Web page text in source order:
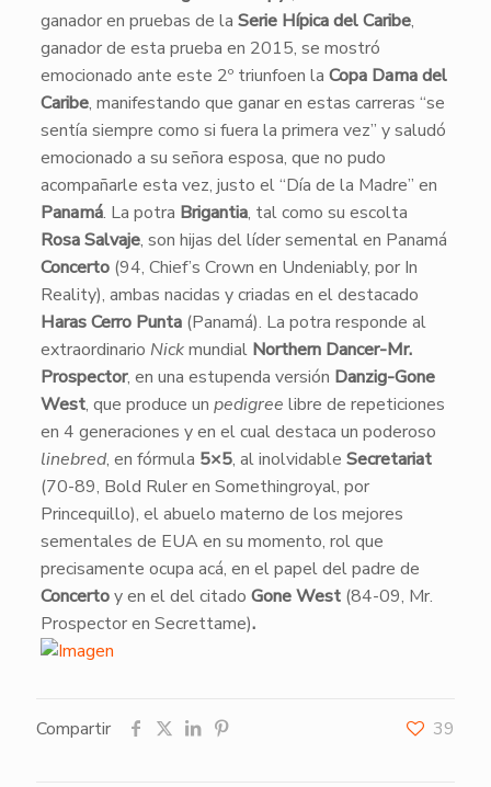
ganador en pruebas de la Serie Hípica del Caribe,
ganador de esta prueba en 2015, se mostró
emocionado ante este 2º triunfoen la Copa Dama del
Caribe, manifestando que ganar en estas carreras “se
sentía siempre como si fuera la primera vez” y saludó
emocionado a su señora esposa, que no pudo
acompañarle esta vez, justo el “Día de la Madre” en
Panamá. La potra Brigantia, tal como su escolta
Rosa Salvaje, son hijas del líder semental en Panamá
Concerto(94, Chief’s Crown en Undeniably, por In
Reality), ambas nacidas y criadas en el destacado
Haras Cerro Punta(Panamá). La potra responde al
extraordinario Nickmundial Northern Dancer-Mr.
Prospector, en una estupenda versión Danzig-Gone
West, que produce un pedigree libre de repeticiones
en 4 generaciones y en el cual destaca un poderoso
linebred, en fórmula 5×5, al inolvidable Secretariat
(70-89, Bold Ruler en Somethingroyal, por
Princequillo), el abuelo materno de los mejores
sementales de EUA en su momento, rol que
precisamente ocupa acá, en el papel del padre de
Concertoy en el del citado Gone West(84-09, Mr.
Prospector en Secrettame).
Compartir 39